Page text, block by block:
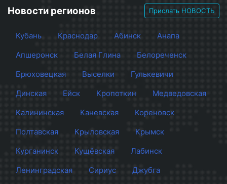
Новости регионов Прислать НОВОСТЬ
Кубань Краснодар Абинск
Анапа
Апшеронск
Белая Глина
Белореченск
Брюховецкая
Выселки
Гулькевичи
Динская
Ейск Кропоткин
Медведовская
Калининская
Каневская
Кореновск
Полтавская
Крыловская
Крымск
Курганинск
Кущёвская
Лабинск
Ленинградская
Сириус
Джубга